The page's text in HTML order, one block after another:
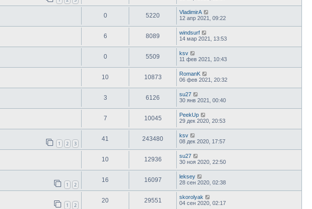
0 5220
VladimirA
12 апр 2021, 09:22
6 8089
windsurf
14 мар 2021, 13:53
0 5509
ksv
11 фев 2021, 10:43
10 10873
RomanK
06 фев 2021, 20:32
3 6126
su27
30 янв 2021, 00:40
7 10045
PeekUp
29 дек 2020, 20:53
1 2 3
41 243480
ksv
08 дек 2020, 17:57
10 12936
su27
30 ноя 2020, 22:50
1 2
16 16097
leksey
28 сен 2020, 02:38
1 2
20 29551
skorolyak
04 сен 2020, 02:17